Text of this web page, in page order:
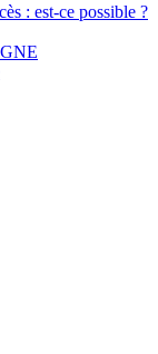
: est-ce possible ?